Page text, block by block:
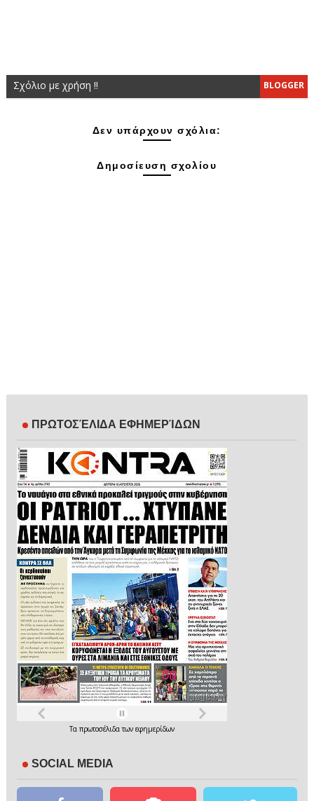
BLOGGER
Σχόλιο με χρήση !!
Δεν υπάρχουν σχόλια:
Δημοσίευση σχολίου
ΠΡΩΤΟΣΈΛΙΔΑ ΕΦΗΜΕΡΊΔΩΝ
Τα πρωτοσέλιδατων εφημερίδων
SOCIAL MEDIA